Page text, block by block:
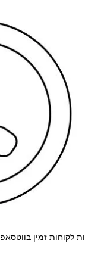
לקוחות זמין בווטסאפ